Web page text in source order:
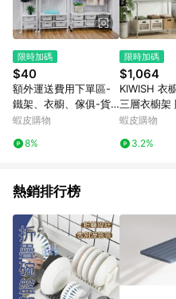
限時加碼
$40
額外運送費用下單區-
鐵架、衣櫥、傢俱-貨
運可宅配地區運費加價
蝦皮購物
8%
限時加碼
$1,064
KIWISH 衣
三層衣櫥架
收納衣架 收
櫃 免運 台灣
蝦皮購物
3.2%
熱銷排行榜